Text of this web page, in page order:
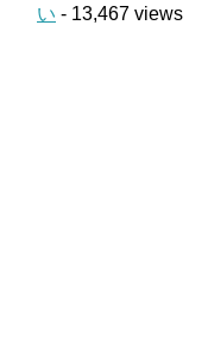
い - 13,467 views